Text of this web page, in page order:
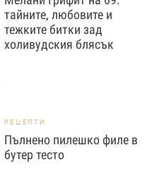
тайните, любовите и
тежките битки зад
холивудския блясък
РЕЦЕПТИ
Пълнено пилешко филе в
бутер тесто